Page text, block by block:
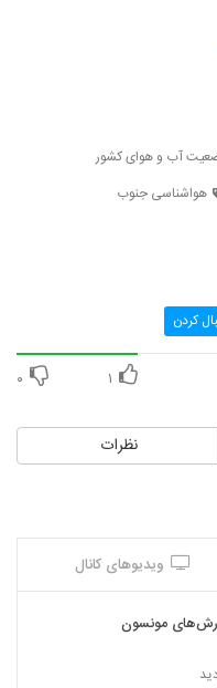
آب و هوای کشور
هواشناسی جنوب
کردن
۱ ۰
نظرات
ویدیوهای کانال
مونسون